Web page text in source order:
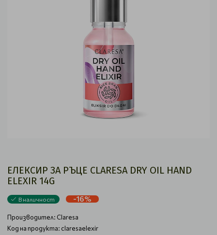
ЕЛЕКСИР ЗА РЪЦЕ CLARESA DRY OIL HAND
ELEXIR 14G
В наличност -16%
Производител: Claresa
Код на продукта: claresaelexir